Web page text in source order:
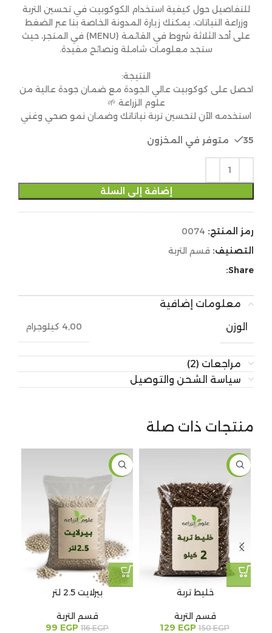
للتفاصيل حول كيفية استخدام الكوكوبيت في تحسين التربة
وزراعة النباتات، يمكنك زيارة المدونة الخاصة بنا عبر الضغط
على أحد الثلاثة شروط في القائمة (MENU) في المتجر، حيث
ستجد معلومات شاملة ونصائح مفيدة.
النتيجة:
احصل على كوكوبيت عالي الجودة مع ضمان جودة عالية من
علوم الزراعة 🌱
استخدمه الآن لتحسين تربة نباتاتك وضمان نمو صحي وغني
35 متوفر في المخزون
إضافة إلى السلة
رمز المنتج: 0074
التصنيف: قسم التربة
Share:
معلومات إضافية
الوزن
4,00 كيلوجرام
مراجعات (2)
سياسة الشحن والتوصيل
منتجات ذات صلة
-14%
خليط تربة
قسم التربة
150EGP
129 EGP
-15%
بيرلايت 2.5 لتر
قسم التربة
116EGP
99 EGP